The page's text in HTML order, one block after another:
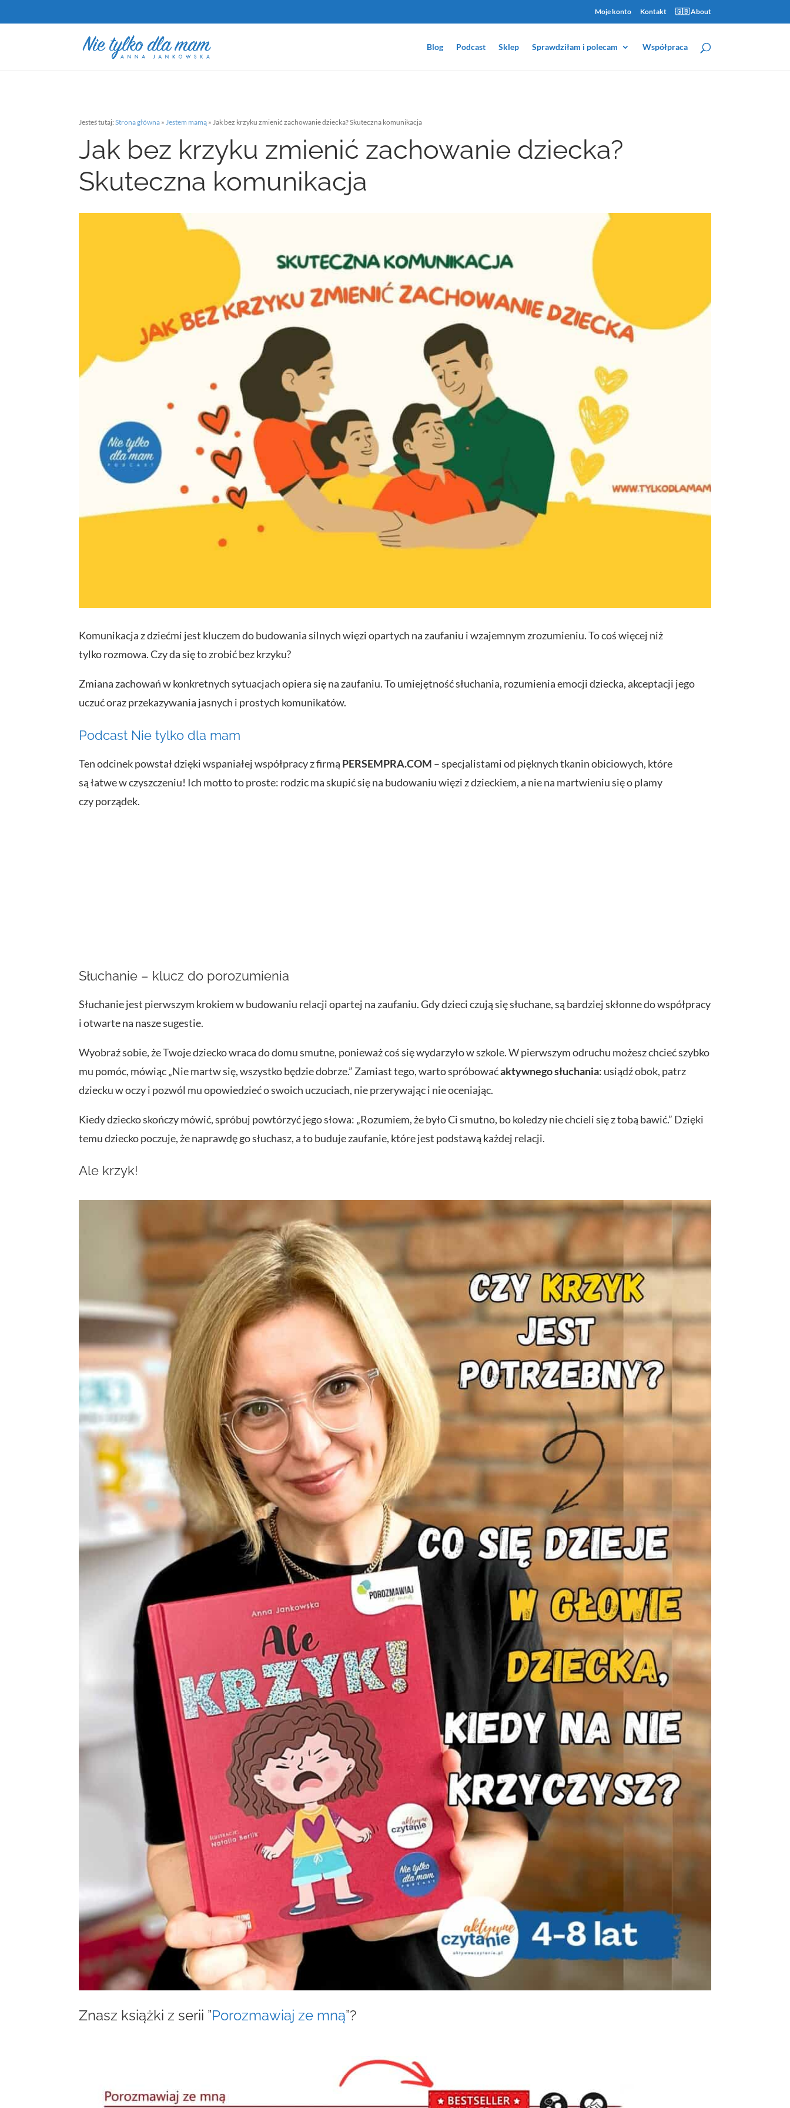
Moje konto Kontakt 🇬🇧 About
Blog Podcast Sklep Sprawdziłam i polecam Współpraca
Jesteś tutaj:Strona główna »Jestem mamą »Jak bez krzyku zmienić zachowanie dziecka? Skuteczna komunikacja
Jak bez krzyku zmienić zachowanie dziecka?
Skuteczna komunikacja
Komunikacja z dziećmi jest kluczem do budowania silnych więzi opartych na zaufaniu i wzajemnym zrozumieniu. To coś więcej niż
tylko rozmowa. Czy da się to zrobić bez krzyku?
Zmiana zachowań w konkretnych sytuacjach opiera się na zaufaniu. To umiejętność słuchania, rozumienia emocji dziecka, akceptacji jego
uczuć oraz przekazywania jasnych i prostych komunikatów.
Podcast Nie tylko dla mam
Ten odcinek powstał dzięki wspaniałej współpracy z firmą PERSEMPRA.COM – specjalistami od pięknych tkanin obiciowych, które
są łatwe w czyszczeniu! Ich motto to proste: rodzic ma skupić się na budowaniu więzi z dzieckiem, a nie na martwieniu się o plamy
czy porządek.
Słuchanie – klucz do porozumienia
Słuchanie jest pierwszym krokiem w budowaniu relacji opartej na zaufaniu. Gdy dzieci czują się słuchane, są bardziej skłonne do współpracy
i otwarte na nasze sugestie.
Wyobraź sobie, że Twoje dziecko wraca do domu smutne, ponieważ coś się wydarzyło w szkole. W pierwszym odruchu możesz chcieć szybko
mu pomóc, mówiąc „Nie martw się, wszystko będzie dobrze.” Zamiast tego, warto spróbowaćaktywnego słuchania: usiądź obok, patrz
dziecku w oczy i pozwól mu opowiedzieć o swoich uczuciach, nie przerywając i nie oceniając.
Kiedy dziecko skończy mówić, spróbuj powtórzyć jego słowa: „Rozumiem, że było Ci smutno, bo koledzy nie chcieli się z tobą bawić.” Dzięki
temu dziecko poczuje, że naprawdę go słuchasz, a to buduje zaufanie, które jest podstawą każdej relacji.
Ale krzyk!
Znasz książki z serii ”Porozmawiaj ze mną”?